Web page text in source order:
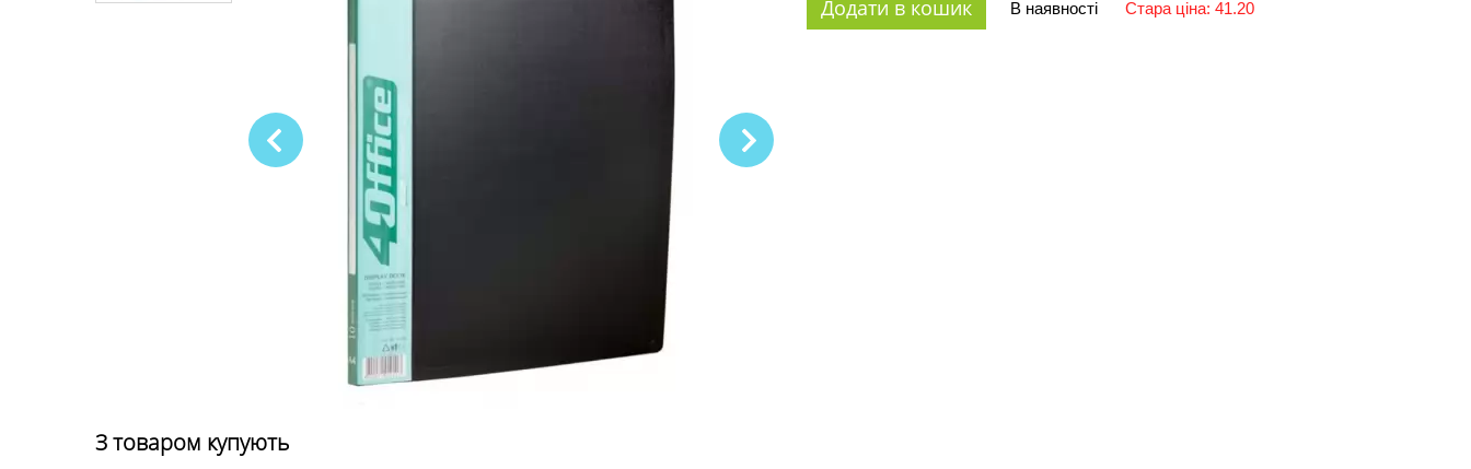
Додати в кошик В наявності Стара ціна: 41.20
З товаром купують